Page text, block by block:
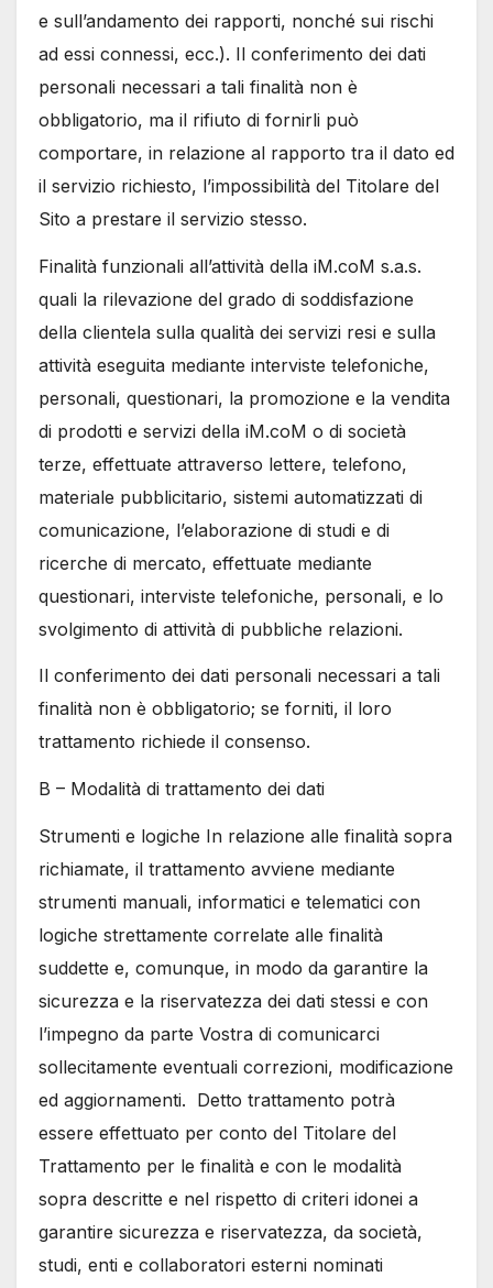
e sull’andamento dei rapporti, nonché sui rischi
ad essi connessi, ecc.). Il conferimento dei dati
personali necessari a tali finalità non è
obbligatorio, ma il rifiuto di fornirli può
comportare, in relazione al rapporto tra il dato ed
il servizio richiesto, l’impossibilità del Titolare del
Sito a prestare il servizio stesso.
Finalità funzionali all’attività della iM.coM s.a.s.
quali la rilevazione del grado di soddisfazione
della clientela sulla qualità dei servizi resi e sulla
attività eseguita mediante interviste telefoniche,
personali, questionari, la promozione e la vendita
di prodotti e servizi della iM.coM o di società
terze, effettuate attraverso lettere, telefono,
materiale pubblicitario, sistemi automatizzati di
comunicazione, l’elaborazione di studi e di
ricerche di mercato, effettuate mediante
questionari, interviste telefoniche, personali, e lo
svolgimento di attività di pubbliche relazioni.
Il conferimento dei dati personali necessari a tali
finalità non è obbligatorio; se forniti, il loro
trattamento richiede il consenso.
B – Modalità di trattamento dei dati
Strumenti e logiche In relazione alle finalità sopra
richiamate, il trattamento avviene mediante
strumenti manuali, informatici e telematici con
logiche strettamente correlate alle finalità
suddette e, comunque, in modo da garantire la
sicurezza e la riservatezza dei dati stessi e con
l’impegno da parte Vostra di comunicarci
sollecitamente eventuali correzioni, modificazione
ed aggiornamenti. Detto trattamento potrà
essere effettuato per conto del Titolare del
Trattamento per le finalità e con le modalità
sopra descritte e nel rispetto di criteri idonei a
garantire sicurezza e riservatezza, da società,
studi, enti e collaboratori esterni nominati